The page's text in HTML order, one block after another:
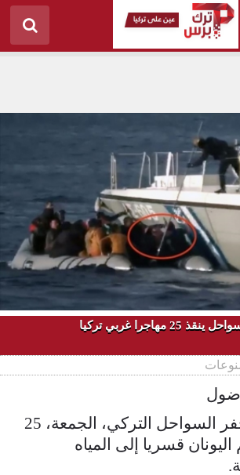
25 مهاجرا غربي تركيا
أنقذت قوات خفر السواحل التركي، الجمعة، 25
قسريا إلى المياه